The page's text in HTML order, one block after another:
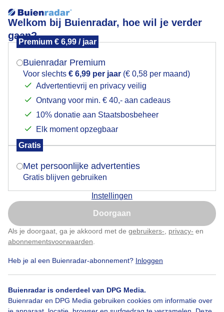
Welkom bij Buienradar, hoe wil je verder
gaan?
Premium € 6,99 / jaar
Buienradar Premium
Voor slechts € 6,99 per jaar (€ 0,58 per maand)
Advertentievrij en privacy veilig
Ontvang voor min. € 40,- aan cadeaus
10% donatie aan Staatsbosbeheer
Elk moment opzegbaar
Gratis
Met persoonlijke advertenties
Gratis blijven gebruiken
Instellingen
Doorgaan
Als je doorgaat, ga je akkoord met de gebruikers- privacy- en
abonnementsvoorwaarden
Heb je al een Buienradar-abonnement? Inloggen
Buienradar is onderdeel van DPG Media.
Buienradar en DPG Media gebruiken cookies om informatie over
soms is het zonnetje even achter de wolken..
e is ook zon en wind.....de 1 heeft jas aan,de ander
uit..ik ind het hheerlijk weer,zonder jas....rond
16.00uur
Mogen we je locatie gebruiken voor het
Indien je hier nog geen akkoord op hebt gegeven,
verschijnt er zo een pop-up uit je browser waarin
Is goed, toon de popup
Nu niet, misschien later
Klik hierom dit aan te passen